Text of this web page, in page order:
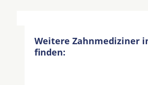
Weitere Zahnmediziner
finden: